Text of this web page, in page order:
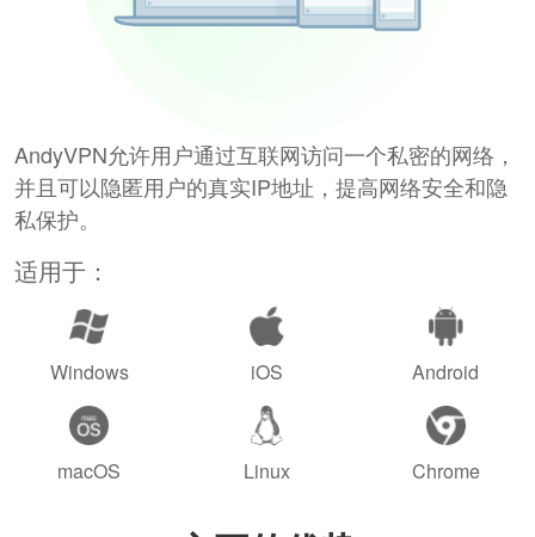
AndyVPN允许用户通过互联网访问一个私密的网络，
并且可以隐匿用户的真实IP地址，提高网络安全和隐
私保护。
适用于：
Windows iOS Android
macOS Linux Chrome